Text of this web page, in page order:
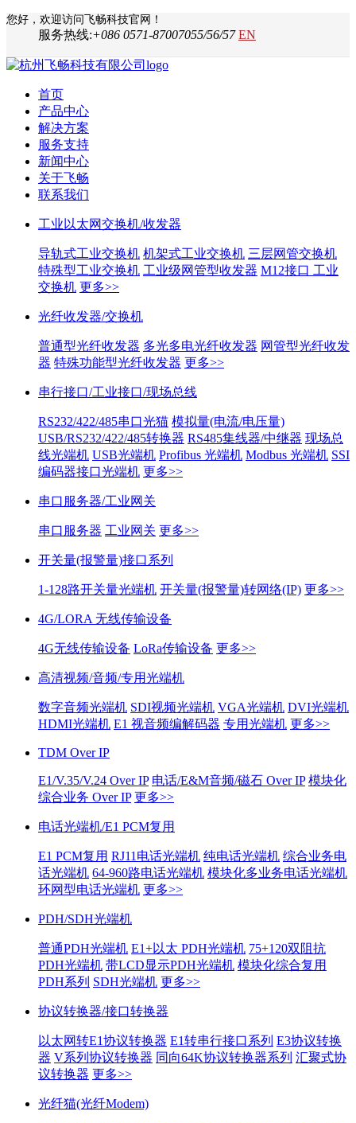
您好，欢迎访问飞畅科技官网！
服务热线:+086 0571-87007055/56/57 EN
首页
产品中心
解决方案
服务支持
新闻中心
关于飞畅
联系我们
工业以太网交换机/收发器
导轨式工业交换机 机架式工业交换机 三层网管交换机
特殊型工业交换机 工业级网管型收发器 M12接口 工业
交换机 更多>>
光纤收发器/交换机
普通型光纤收发器 多光多电光纤收发器 网管型光纤收发
器 特殊功能型光纤收发器 更多>>
串行接口/工业接口/现场总线
RS232/422/485串口光猫 模拟量(电流/电压量)
USB/RS232/422/485转换器 RS485集线器/中继器 现场总
线光端机 USB光端机 Profibus 光端机 Modbus 光端机 SSI
编码器接口光端机 更多>>
串口服务器/工业网关
串口服务器 工业网关 更多>>
开关量(报警量)接口系列
1-128路开关量光端机 开关量(报警量)转网络(IP) 更多>>
4G/LORA 无线传输设备
4G无线传输设备 LoRa传输设备 更多>>
高清视频/音频/专用光端机
数字音频光端机 SDI视频光端机 VGA光端机 DVI光端机
HDMI光端机 E1 视音频编解码器 专用光端机 更多>>
TDM Over IP
E1/V.35/V.24 Over IP 电话/E&M音频/磁石 Over IP 模块化
综合业务 Over IP 更多>>
电话光端机/E1 PCM复用
E1 PCM复用 RJ11电话光端机 纯电话光端机 综合业务电
话光端机 64-960路电话光端机 模块化多业务电话光端机
环网型电话光端机 更多>>
PDH/SDH光端机
普通PDH光端机 E1+以太 PDH光端机 75+120双阻抗
PDH光端机 带LCD显示PDH光端机 模块化综合复用
PDH系列 SDH光端机 更多>>
协议转换器/接口转换器
以太网转E1协议转换器 E1转串行接口系列 E3协议转换
器 V系列协议转换器 同向64K协议转换器系列 汇聚式协
议转换器 更多>>
光纤猫(光纤Modem)